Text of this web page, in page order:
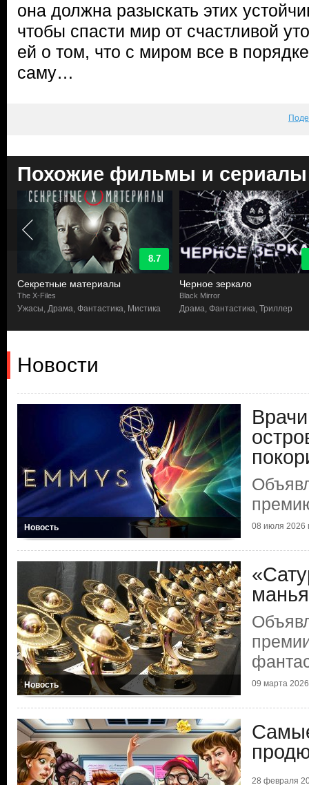
она должна разыскать этих
чтобы спасти мир от счастливой
ей о том, что с миром все в
саму…
Похожие фильмы и сериалы
8.7
Секретные материалы
The X-Files
Ужасы, Драма, Фантастика, Мистика
Черное зеркало
Black Mirror
Драма, Фантастика, Триллер
Новости
Новость 08 июля 2026
Новость 09 марта 2026
28 февраля